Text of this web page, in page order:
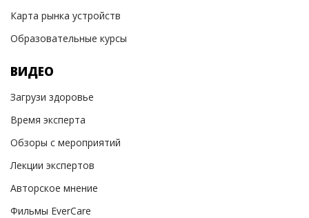
Карта рынка устройств
Образовательные курсы
ВИДЕО
Загрузи здоровье
Время эксперта
Обзоры с мероприятий
Лекции экспертов
Авторское мнение
Фильмы EverCare